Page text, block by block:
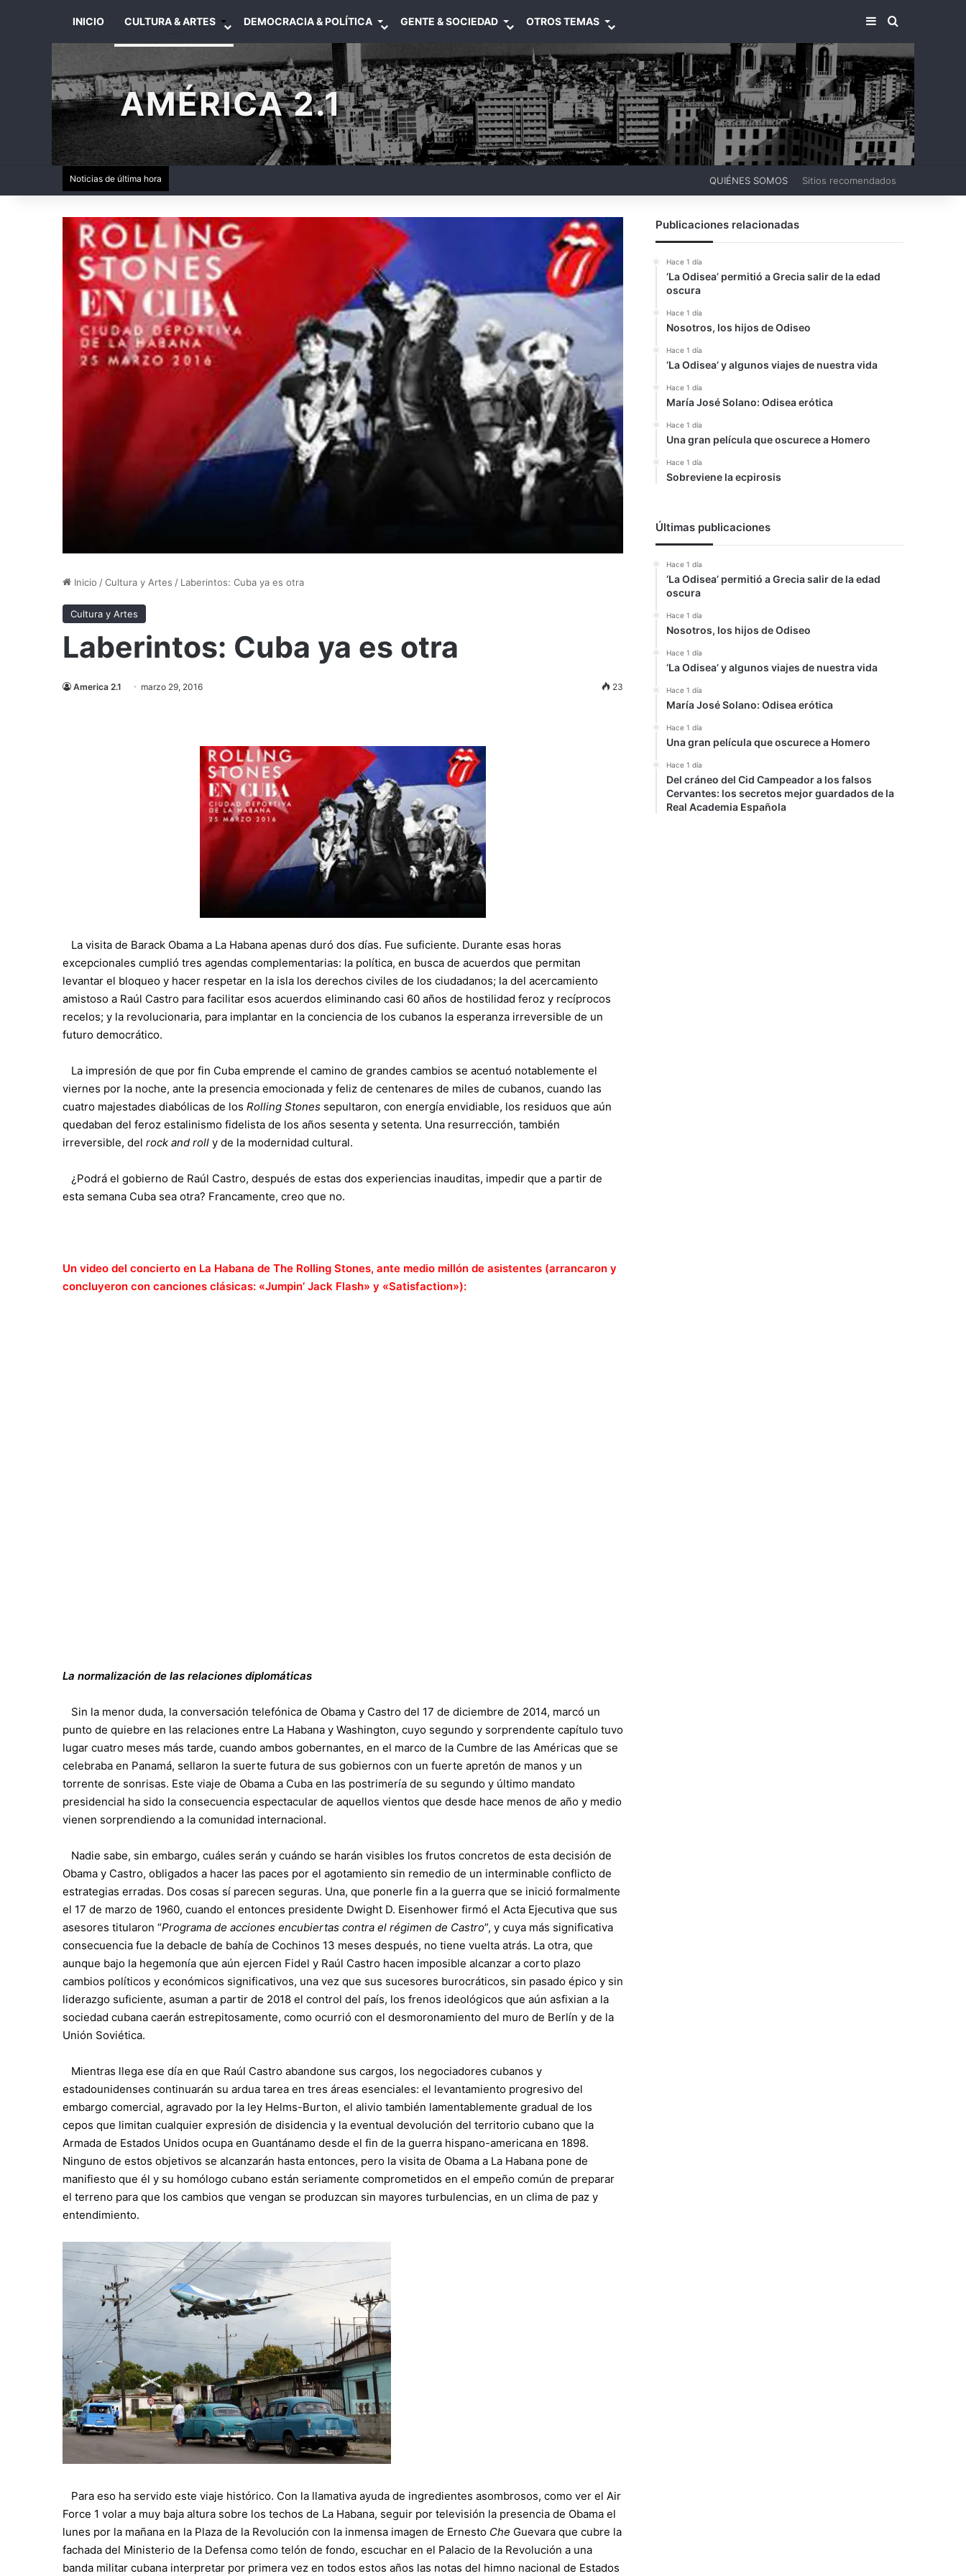
INICIO CULTURA & ARTES DEMOCRACIA & POLÍTICA GENTE & SOCIEDAD OTROS TEMAS BARRA LATERAL
BUSCAR
AMÉRICA 2.1
Noticias de última hora QUIÉNES SOMOS Sitios recomendados
Inicio /Cultura y Artes / Laberintos: Cuba ya es otra
Cultura y Artes
Laberintos: Cuba ya es otra
America 2.1 marzo 29, 2016 23
La visita de Barack Obama a La Habana apenas duró dos días. Fue suficiente. Durante esas horas
excepcionales cumplió tres agendas complementarias: la política, en busca de acuerdos que permitan
levantar el bloqueo y hacer respetar en la isla los derechos civiles de los ciudadanos; la del acercamiento
amistoso a Raúl Castro para facilitar esos acuerdos eliminando casi 60 años de hostilidad feroz y recíprocos
recelos; y la revolucionaria, para implantar en la conciencia de los cubanos la esperanza irreversible de un
futuro democrático.
La impresión de que por fin Cuba emprende el camino de grandes cambios se acentuó notablemente el
viernes por la noche, ante la presencia emocionada y feliz de centenares de miles de cubanos, cuando las
cuatro majestades diabólicas de los Rolling Stones sepultaron, con energía envidiable, los residuos que aún
quedaban del feroz estalinismo fidelista de los años sesenta y setenta. Una resurrección, también
irreversible, del rock and roll y de la modernidad cultural.
¿Podrá el gobierno de Raúl Castro, después de estas dos experiencias inauditas, impedir que a partir de
esta semana Cuba sea otra? Francamente, creo que no.
Un video del concierto en La Habana de The Rolling Stones, ante medio millón de asistentes (arrancaron y
concluyeron con canciones clásicas: «Jumpin’ Jack Flash» y «Satisfaction»):
La normalización de las relaciones diplomáticas
Sin la menor duda, la conversación telefónica de Obama y Castro del 17 de diciembre de 2014, marcó un
punto de quiebre en las relaciones entre La Habana y Washington, cuyo segundo y sorprendente capítulo tuvo
lugar cuatro meses más tarde, cuando ambos gobernantes, en el marco de la Cumbre de las Américas que se
celebraba en Panamá, sellaron la suerte futura de sus gobiernos con un fuerte apretón de manos y un
torrente de sonrisas. Este viaje de Obama a Cuba en las postrimería de su segundo y último mandato
presidencial ha sido la consecuencia espectacular de aquellos vientos que desde hace menos de año y medio
vienen sorprendiendo a la comunidad internacional.
Nadie sabe, sin embargo, cuáles serán y cuándo se harán visibles los frutos concretos de esta decisión de
Obama y Castro, obligados a hacer las paces por el agotamiento sin remedio de un interminable conflicto de
estrategias erradas. Dos cosas sí parecen seguras. Una, que ponerle fin a la guerra que se inició formalmente
el 17 de marzo de 1960, cuando el entonces presidente Dwight D. Eisenhower firmó el Acta Ejecutiva que sus
asesores titularon “Programa de acciones encubiertas contra el régimen de Castro”, y cuya más significativa
consecuencia fue la debacle de bahía de Cochinos 13 meses después, no tiene vuelta atrás. La otra, que
aunque bajo la hegemonía que aún ejercen Fidel y Raúl Castro hacen imposible alcanzar a corto plazo
cambios políticos y económicos significativos, una vez que sus sucesores burocráticos, sin pasado épico y sin
liderazgo suficiente, asuman a partir de 2018 el control del país, los frenos ideológicos que aún asfixian a la
sociedad cubana caerán estrepitosamente, como ocurrió con el desmoronamiento del muro de Berlín y de la
Unión Soviética.
Mientras llega ese día en que Raúl Castro abandone sus cargos, los negociadores cubanos y
estadounidenses continuarán su ardua tarea en tres áreas esenciales: el levantamiento progresivo del
embargo comercial, agravado por la ley Helms-Burton, el alivio también lamentablemente gradual de los
cepos que limitan cualquier expresión de disidencia y la eventual devolución del territorio cubano que la
Armada de Estados Unidos ocupa en Guantánamo desde el fin de la guerra hispano-americana en 1898.
Ninguno de estos objetivos se alcanzarán hasta entonces, pero la visita de Obama a La Habana pone de
manifiesto que él y su homólogo cubano están seriamente comprometidos en el empeño común de preparar
el terreno para que los cambios que vengan se produzcan sin mayores turbulencias, en un clima de paz y
entendimiento.
Para eso ha servido este viaje histórico. Con la llamativa ayuda de ingredientes asombrosos, como ver el Air
Force 1 volar a muy baja altura sobre los techos de La Habana, seguir por televisión la presencia de Obama el
lunes por la mañana en la Plaza de la Revolución con la inmensa imagen de Ernesto Che Guevara que cubre la
fachada del Ministerio de la Defensa como telón de fondo, escuchar en el Palacio de la Revolución a una
banda militar cubana interpretar por primera vez en todos estos años las notas del himno nacional de Estados
Publicaciones relacionadas
Hace 1 día
‘La Odisea’ permitió a Grecia salir de la edad
oscura
Hace 1 día
Nosotros, los hijos de Odiseo
Hace 1 día
‘La Odisea’ y algunos viajes de nuestra vida
Hace 1 día
María José Solano: Odisea erótica
Hace 1 día
Una gran película que oscurece a Homero
Hace 1 día
Sobreviene la ecpirosis
Últimas publicaciones
Hace 1 día
‘La Odisea’ permitió a Grecia salir de la edad
oscura
Hace 1 día
Nosotros, los hijos de Odiseo
Hace 1 día
‘La Odisea’ y algunos viajes de nuestra vida
Hace 1 día
María José Solano: Odisea erótica
Hace 1 día
Una gran película que oscurece a Homero
Hace 1 día
Del cráneo del Cid Campeador a los falsos
Cervantes: los secretos mejor guardados de la
Real Academia Española